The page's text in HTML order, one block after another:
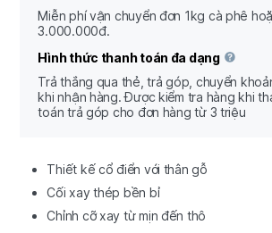
Miễn phí vận chuyển đơn 1kg cà phê
3.000.000đ.
Hình thức thanh toán đa dạng
Trả thắng qua thẻ, trả góp, chuyển
khi nhận hàng. Được kiểm tra hàng khi
toán trả góp cho đơn hàng từ 3 triệu
Thiết kế cổ điển với thân gỗ
Cối xay thép bền bỉ
Chỉnh cỡ xay từ mịn đến thô